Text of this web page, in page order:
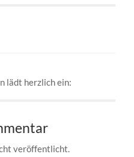
lädt herzlich ein:
veröffentlicht.